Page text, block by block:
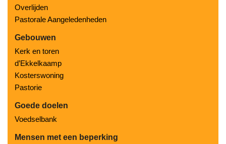
Overlijden
Pastorale Aangeledenheden
Gebouwen
Kerk en toren
d’Ekkelkaamp
Kosterswoning
Pastorie
Goede doelen
Voedselbank
Mensen met een beperking